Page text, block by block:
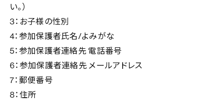
い。）
3：お子様の性別
4：参加保護者氏名/よみがな
5：参加保護者連絡先 電話番号
6：参加保護者連絡先 メールアドレス
7：郵便番号
8：住所